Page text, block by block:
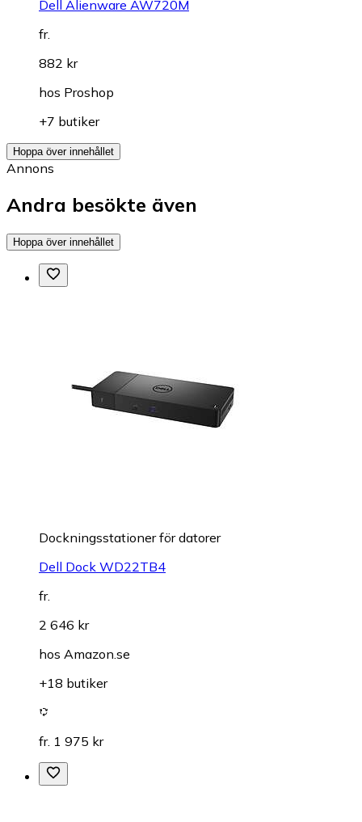
Dell Alienware AW720M
fr.
882 kr
hos Proshop
+7 butiker
Hoppa över innehållet
Annons
Andra besökte även
Hoppa över innehållet
Dockningsstationer för datorer
Dell Dock WD22TB4
fr.
2 646 kr
hos Amazon.se
+18 butiker
fr. 1 975 kr